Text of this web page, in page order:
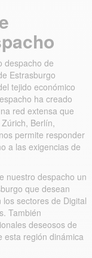
despacho de
Estrasburgo
tejido económico
ha creado
red extensa que
Berlín,
permite responder
a las exigencias de
nuestro despacho un
que desean
sectores de Digital
También
deseosos de
esta región dinámica